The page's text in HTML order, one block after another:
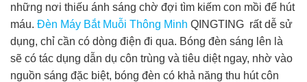
những nơi thiếu ánh sáng chờ đợi tìm kiếm con mồi để hút
máu. Đèn Máy Bắt Muỗi Thông Minh QINGTING rất dễ sử
dụng, chỉ cần có dòng điện đi qua. Bóng đèn sáng lên là
sẽ có tác dụng dẫn dụ côn trùng và tiêu diệt ngay, nhờ vào
nguồn sáng đặc biệt, bóng đèn có khả năng thu hút côn